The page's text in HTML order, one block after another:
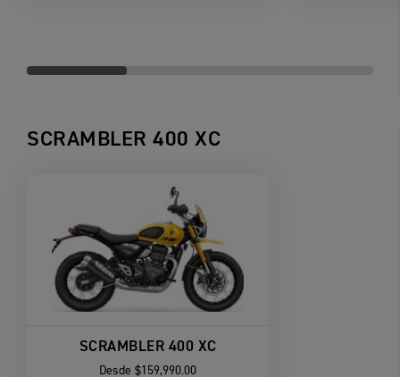
SCRAMBLER 400 XC
SCRAMBLER 400 XC
Desde $159,990.00